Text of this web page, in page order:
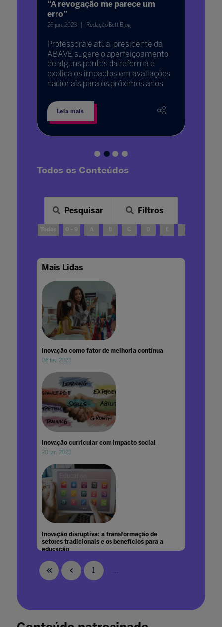
“A revogação me parece um
erro”
26 jun. 2023 Redação Bett Blog
Professora e atual presidente da
ABAVE sugere o aperfeiçoamento
de alguns pontos da reforma e
explica os impactos em avaliações
nacionais para os próximos anos
Leia mais
Todos os Conteúdos
Pesquisar Filtros
Todos 0 - 9 A B C E
Mais Lidas
Inovação como fator de melhoria contínua
08 fev. 2023
Inovação curricular com impacto social
20 jan. 2023
Inovação disruptiva: a transformação de
setores tradicionais e os benefícios para a
educação
1